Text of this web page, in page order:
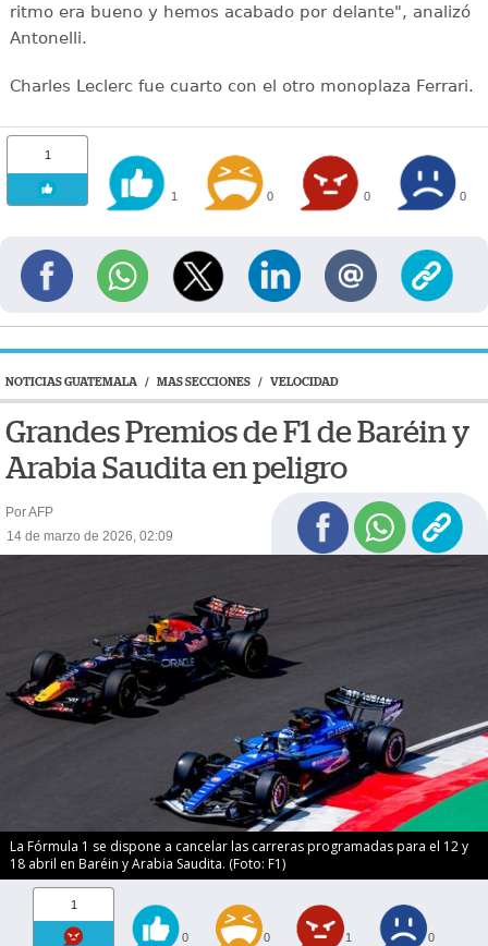
ritmo era bueno y hemos acabado por delante", analizó
Antonelli.
Charles Leclerc fue cuarto con el otro monoplaza Ferrari.
1
1 0 0 0
NOTICIAS GUATEMALA / MAS SECCIONES / VELOCIDAD
Grandes Premios de F1 de Baréin y
Arabia Saudita en peligro
Por AFP
14 de marzo de 2026, 02:09
La Fórmula 1 se dispone a cancelar las carreras programadas para el 12 y
18 abril en Baréin y Arabia Saudita. (Foto: F1)
1
0 0 1 0